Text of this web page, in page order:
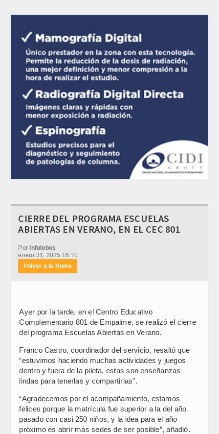
CIERRE DEL PROGRAMA ESCUELAS
ABIERTAS EN VERANO, EN EL CEC 801
PorInfolobos
enero 31, 2025 16:10
Volver a la Home
Ayer por la tarde, en el Centro Educativo
Complementario 801 de Empalme, se realizó el cierre
del programa Escuelas Abiertas en Verano.
Franco Castro, coordinador del servicio, resaltó que
“estuvimos haciendo muchas actividades y juegos
dentro y fuera de la pileta, estas son enseñanzas
lindas para tenerlas y compartirlas”.
“Agradecemos por el acompañamiento, estamos
felices porque la matrícula fue superior a la del año
pasado con casi 250 niños, y la idea para el año
próximo es abrir más sedes de ser posible”, añadió.